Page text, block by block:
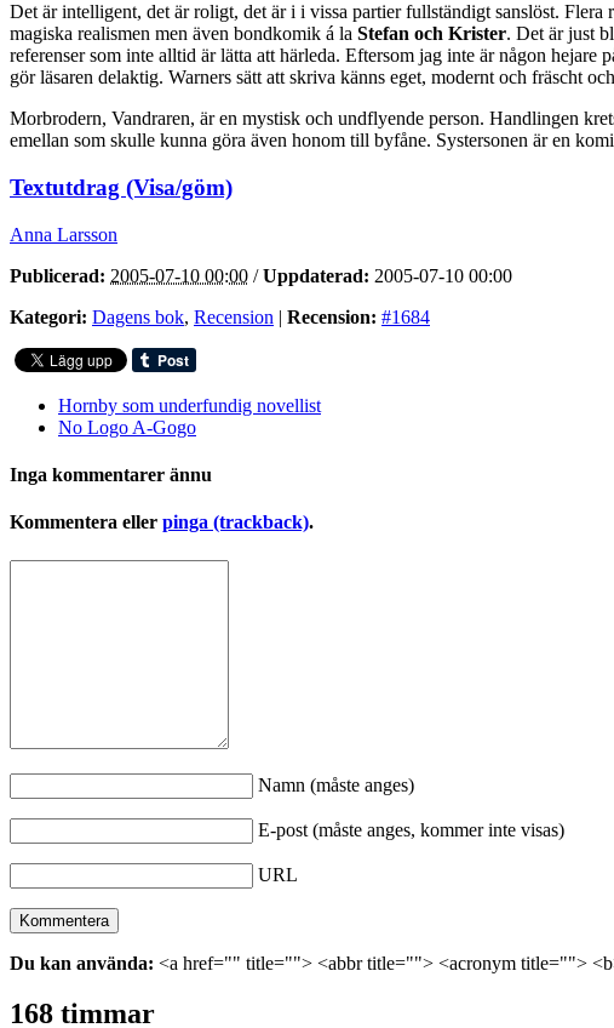
Det är intelligent, det är roligt, det är i i vissa partier fullständigt sanslöst. Flera
magiska realismen men även bondkomik á la Stefan och Krister. Det är just
referenser som inte alltid är lätta att härleda. Eftersom jag inte är någon
gör läsaren delaktig. Warners sätt att skriva känns eget, modernt och fräscht
Morbrodern, Vandraren, är en mystisk och undflyende person. Handlingen
emellan som skulle kunna göra även honom till byfåne. Systersonen är en
Textutdrag (Visa/göm)
Anna Larsson
Publicerad: 2005-07-10 00:00 /Uppdaterad: 2005-07-10 00:00
Kategori: Dagens bok, Recension | Recension: #1684
Hornby som underfundig novellist
No Logo A-Gogo
Inga kommentarer ännu
Kommentera eller pinga (trackback).
Namn (måste anges)
E-post (måste anges, kommer inte visas)
URL
Du kan använda: <a href="" title=""> <abbr title=""> <acronym title="">
168 timmar